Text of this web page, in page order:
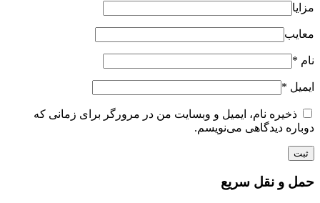
مزایا
معایب
نام *
ایمیل *
ذخیره نام، ایمیل و وبسایت من در مرورگر برای زمانی که
دوباره دیدگاهی می‌نویسم.
حمل و نقل سریع